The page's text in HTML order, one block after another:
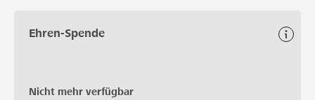
Ehren-Spende
Nicht mehr verfügbar